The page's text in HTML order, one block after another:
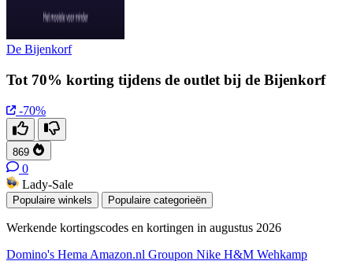
De Bijenkorf
Tot 70% korting tijdens de outlet bij de Bijenkorf
-70%
869
0
Lady-Sale
Populaire winkels Populaire categorieën
Werkende kortingscodes en kortingen in augustus 2026
Domino's Hema Amazon.nl Groupon Nike H&M Wehkamp